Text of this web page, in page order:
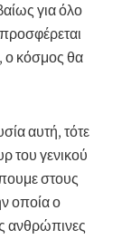
για όλο
ο κόσμος θα
αυτή, τότε
του γενικού
στους
οποία ο
ανθρώπινες